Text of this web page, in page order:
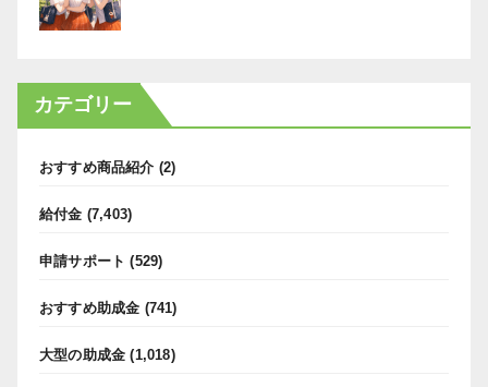
カテゴリー
おすすめ商品紹介 (2)
給付金 (7,403)
申請サポート (529)
おすすめ助成金 (741)
大型の助成金 (1,018)